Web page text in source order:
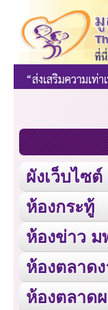
ผังเว็บไซต์
ห้องกระทู้
ห้องข่าว ม
ห้องตลาด
ห้องตลาด